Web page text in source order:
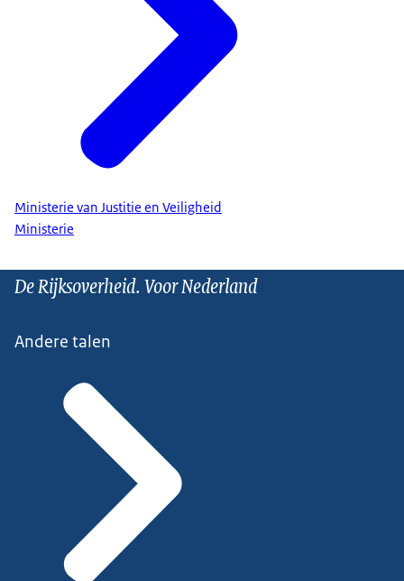
Ministerie van Justitie en Veiligheid
Ministerie
De Rijksoverheid. Voor Nederland
Andere talen